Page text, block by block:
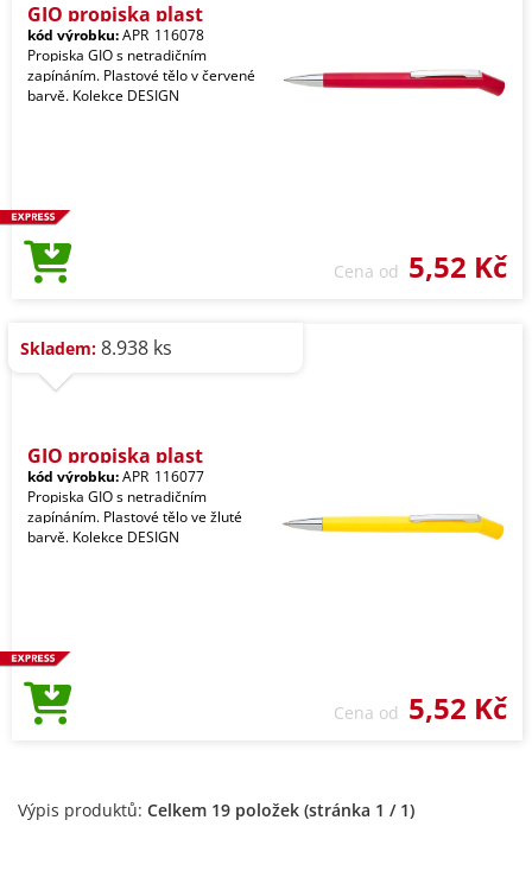
GIO propiska plast
kód výrobku:APR_116078
Propiska GIO s netradičním
zapínáním. Plastové tělo v červené
barvě. Kolekce DESIGN
Cena od 5,52 Kč
Skladem: 8.938 ks
GIO propiska plast
kód výrobku:APR_116077
Propiska GIO s netradičním
zapínáním. Plastové tělo ve žluté
barvě. Kolekce DESIGN
Cena od 5,52 Kč
Výpis produktů: Celkem 19 položek (stránka 1 / 1)